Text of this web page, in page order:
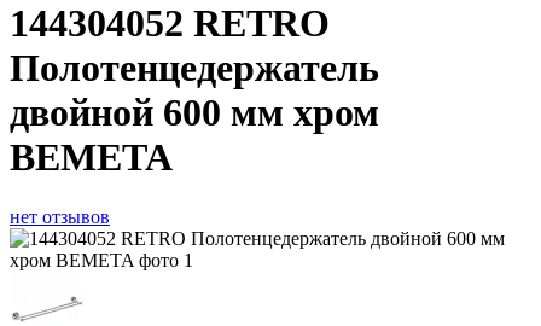
144304052 RETRO
Полотенцедержатель
двойной 600 мм хром
BEMETA
нет отзывов